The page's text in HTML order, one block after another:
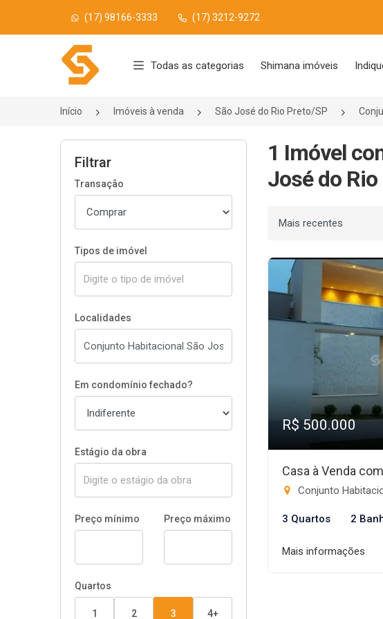
(17) 98166-3333 (17) 3212-9272
Página inicial
Todas as categorias Shimana imóveis
Início Imóveis à venda São José do Rio Preto/SP
Filtrar
Transação
Tipos de imóvel
Localidades
Em condomínio fechado?
Estágio da obra
Preço mínimo Preço máximo
Quartos
1 2 3 4+
1 Imóvel
José do
Ordenar por
R$ 500.000
Casa à Venda
Conjunto Habitacional
3 Quartos 2
Mais informações